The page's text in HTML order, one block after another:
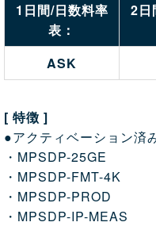
1日間/日数料率
表：
2日
ASK
[ 特徴 ]
●アクティベーション済
・MPSDP-25GE
・MPSDP-FMT-4K
・MPSDP-PROD
・MPSDP-IP-MEAS